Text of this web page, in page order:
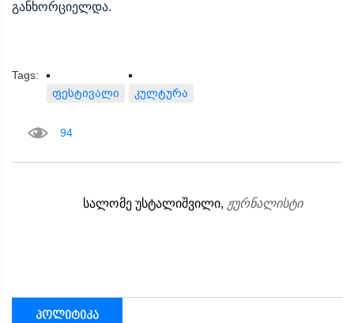
განხორციელდა.
Tags:
ფესტივალი
კულტურა
94
სალომე უსტალიშვილი, ჟურნალისტი
პოლიტიკა